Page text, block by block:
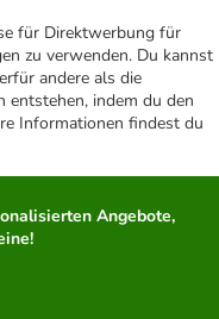
für Direktwerbung für
zu verwenden. Du kannst
andere als die
entstehen, indem du den
Informationen findest du
Angebote,